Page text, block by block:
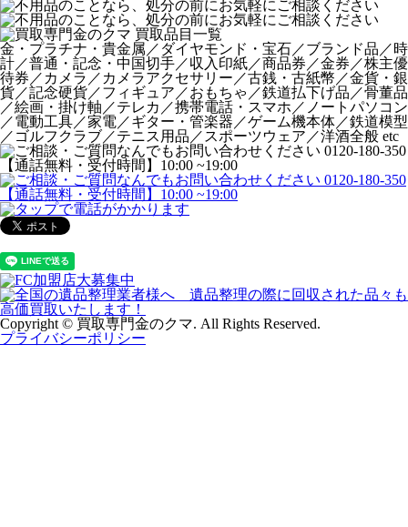
金・プラチナ・貴金属／ダイヤモンド・宝石／ブランド品／時
計／普通・記念・中国切手／収入印紙／商品券／金券／株主優
待券／カメラ／カメラアクセサリー／古銭・古紙幣／金貨・銀
貨／記念硬貨／フィギュア／おもちゃ／鉄道払下げ品／骨董品
／絵画・掛け軸／テレカ／携帯電話・スマホ／ノートパソコン
／電動工具／家電／ギター・管楽器／ゲーム機本体／鉄道模型
／ゴルフクラブ／テニス用品／スポーツウェア／洋酒全般 etc
Copyright © 買取専門金のクマ. All Rights Reserved.
プライバシーポリシー